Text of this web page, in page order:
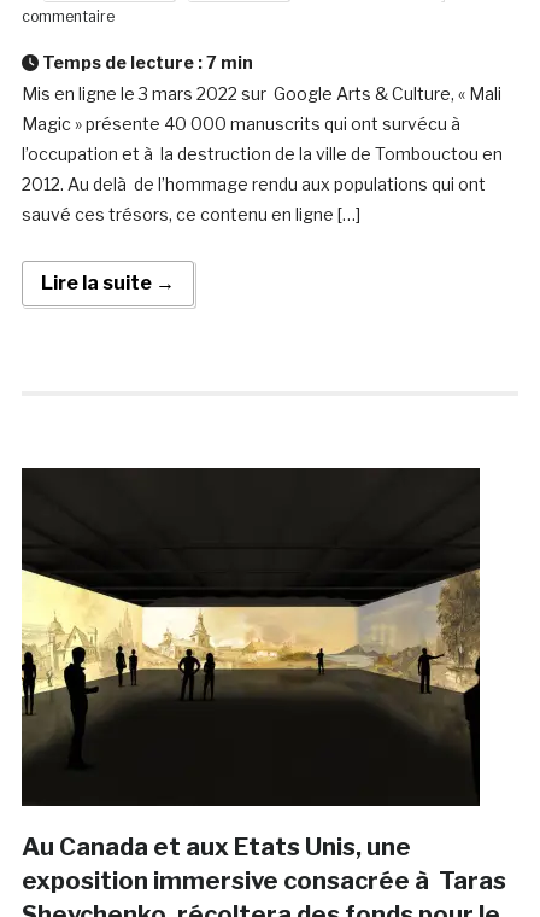
commentaire
Temps de lecture :7 min
Mis en ligne le 3 mars 2022 sur Google Arts & Culture, « Mali
Magic » présente 40 000 manuscrits qui ont survécu à
l’occupation et à la destruction de la ville de Tombouctou en
2012. Au delà de l’hommage rendu aux populations qui ont
sauvé ces trésors, ce contenu en ligne […]
Lire la suite →
Au Canada et aux Etats Unis, une
exposition immersive consacrée à Taras